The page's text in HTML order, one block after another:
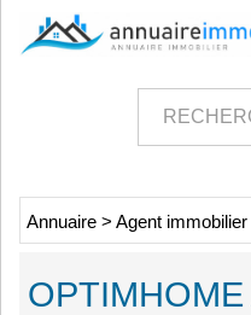
Annuaire > Agent immobilier